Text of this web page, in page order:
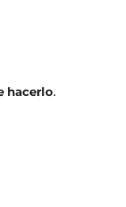
hacerlo.